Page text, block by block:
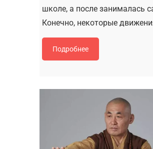
школе, а после занималась
Конечно, некоторые
Подробнее